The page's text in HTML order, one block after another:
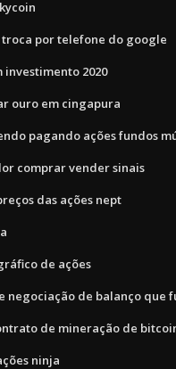
por telefone do google
investimento 2020
ouro em cingapura
pagando ações fundos
comprar vender sinais
das ações nept
de ações
negociação de balanço que
de mineração de
ninja